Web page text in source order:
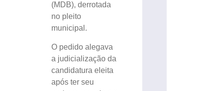
(MDB), derrotada
no pleito
municipal.
O pedido alegava
a judicialização da
candidatura eleita
após ter seu